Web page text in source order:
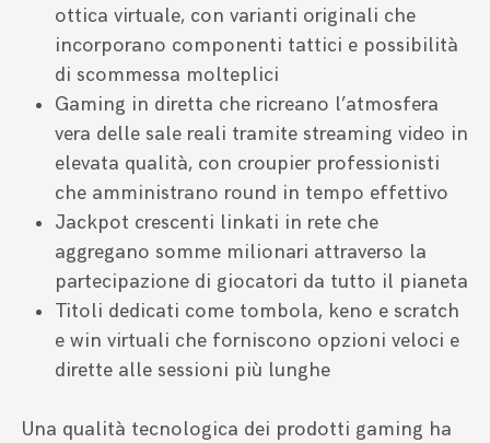
ottica virtuale, con varianti originali che
incorporano componenti tattici e possibilità
di scommessa molteplici
Gaming in diretta che ricreano l’atmosfera
vera delle sale reali tramite streaming video in
elevata qualità, con croupier professionisti
che amministrano round in tempo effettivo
Jackpot crescenti linkati in rete che
aggregano somme milionari attraverso la
partecipazione di giocatori da tutto il pianeta
Titoli dedicati come tombola, keno e scratch
e win virtuali che forniscono opzioni veloci e
dirette alle sessioni più lunghe
Una qualità tecnologica dei prodotti gaming ha